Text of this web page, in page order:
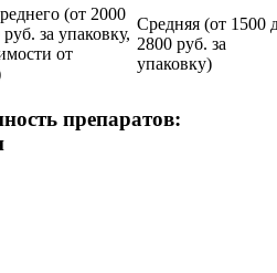
(от 2000
за упаковку,
от
Средняя (от 1500
2800 руб. за
упаковку)
препаратов: